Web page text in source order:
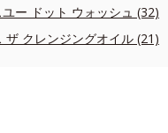
ー ドット ウォッシュ (32)
ザ クレンジングオイル (21)